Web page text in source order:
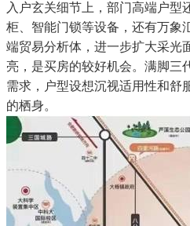
入户玄关细节上，部门高端户型
柜、智能门锁等设备，还有万象
端贸易分析体，进一步扩大采光
亮，是买房的较好机会。满脚三
需求，户型设想沉视适用性和舒
的栖身。